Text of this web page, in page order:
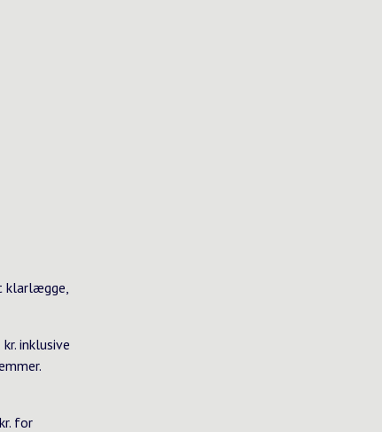
klarlægge,
inklusive
for